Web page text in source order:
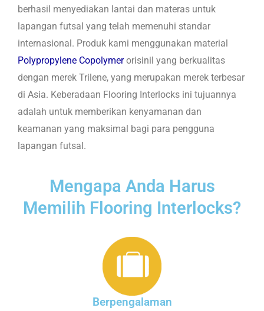
berhasil menyediakan lantai dan materas untuk
lapangan futsal yang telah memenuhi standar
internasional. Produk kami menggunakan material
Polypropylene Copolymerorisinil yang berkualitas
dengan merek Trilene, yang merupakan merek terbesar
di Asia. Keberadaan Flooring Interlocks ini tujuannya
adalah untuk memberikan kenyamanan dan
keamanan yang maksimal bagi para pengguna
lapangan futsal.
Mengapa Anda Harus
Memilih Flooring Interlocks?
Berpengalaman